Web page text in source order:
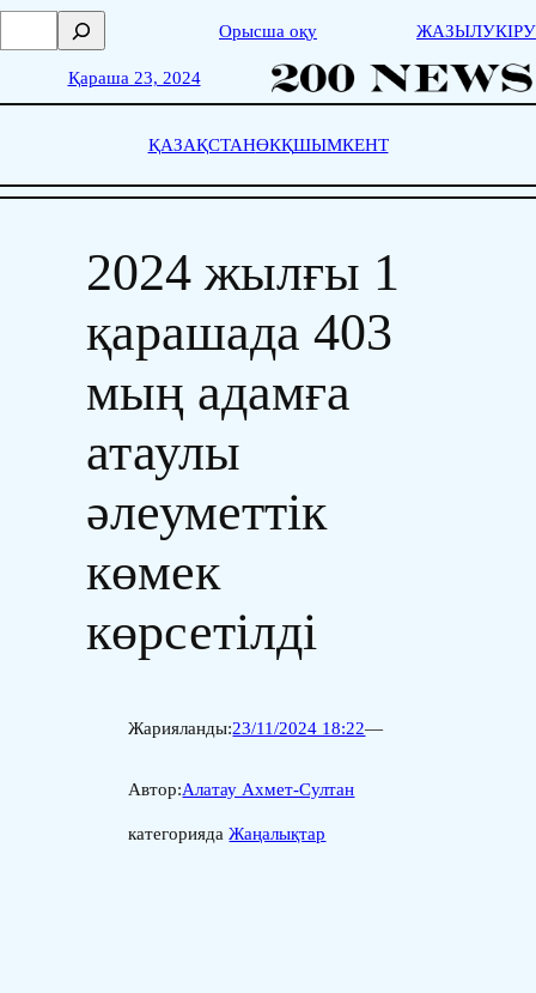
Skip
о
с
Орысша оқу ЖАЗЫЛУКІРУ
Қараша 23, 2024
ҚАЗАҚСТАНӨКҚШЫМКЕНТ
2024 жылғы 1
қарашада 403
мың адамға
атаулы
әлеуметтік
көмек
көрсетілді
Жарияланды:23/11/2024 18:22—
Автор:Алатау Ахмет-Султан
категориядаЖаңалықтар